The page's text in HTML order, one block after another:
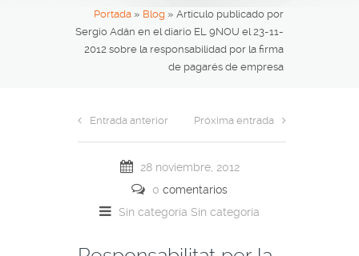
Portada » Blog » Artículo publicado por
Sergio Adán en el diario EL 9NOU el 23-11-
2012 sobre la responsabilidad por la firma
de pagarés de empresa
Entrada anterior Próxima entrada
28 noviembre, 2012
0 comentarios
Sin categoría Sin categoría